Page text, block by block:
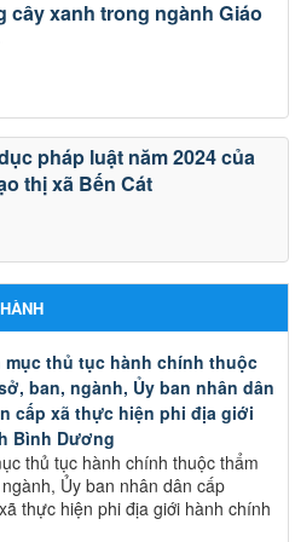
xanh trong ngành Giáo
pháp luật năm 2024 của
thị xã Bến Cát
thủ tục hành chính thuộc
ban, ngành, Ủy ban nhân dân
cấp xã thực hiện phi địa giới
Bình Dương
thủ tục hành chính thuộc thẩm
Ủy ban nhân dân cấp
thực hiện phi địa giới hành chính